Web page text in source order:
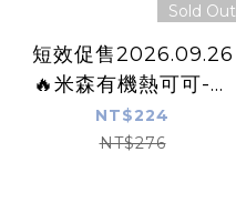
Sold Out
短效促售2026.09.26
🔥米森有機熱可可-牛
奶巧克力
NT$224
NT$276